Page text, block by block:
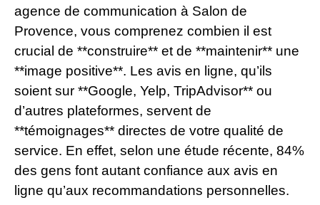
agence de communication à Salon de
Provence, vous comprenez combien il est
crucial de **construire** et de **maintenir** une
**image positive**. Les avis en ligne, qu’ils
soient sur **Google, Yelp, TripAdvisor** ou
d’autres plateformes, servent de
**témoignages** directes de votre qualité de
service. En effet, selon une étude récente, 84%
des gens font autant confiance aux avis en
ligne qu’aux recommandations personnelles.